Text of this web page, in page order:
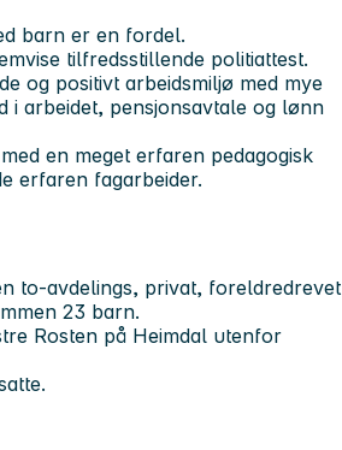
barn er en fordel.
tilfredsstillende politiattest.
og positivt arbeidsmiljø med mye
i arbeidet, pensjonsavtale og lønn
en meget erfaren pedagogisk
erfaren fagarbeider.
to-avdelings, privat, foreldredrevet
23 barn.
Rosten på Heimdal utenfor